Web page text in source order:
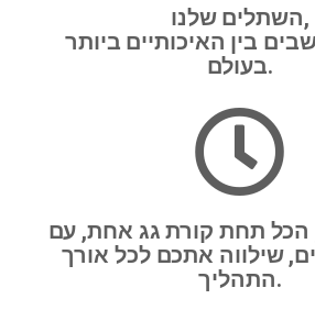
השתלים שלנו,
בין האיכותיים ביותר
בעולם.
, הכל תחת קורת גג אחת, עם
שילווה אתכם לכל אורך
התהליך.